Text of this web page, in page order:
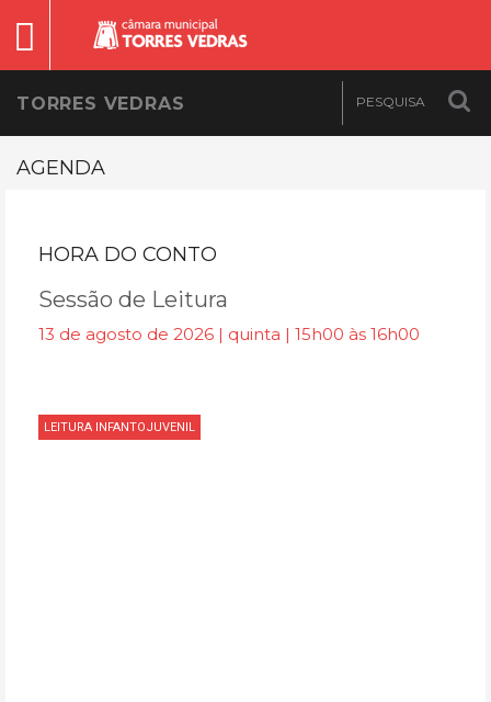
TORRES VEDRAS
AGENDA
HORA DO CONTO
Sessão de Leitura
13 de agosto de 2026 | quinta | 15h00 às 16h00
LEITURA INFANTOJUVENIL